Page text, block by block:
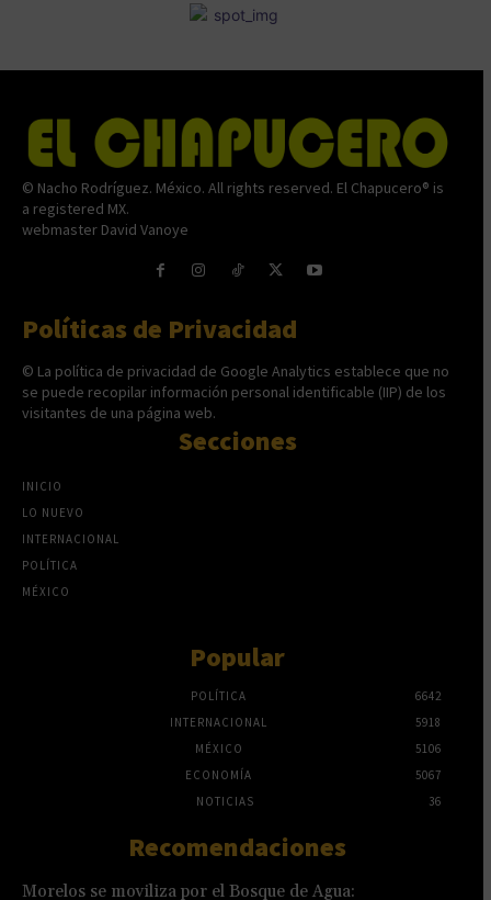
© Nacho Rodríguez. México. All rights reserved. El Chapucero® is
a registered MX.
webmaster David Vanoye
Políticas de Privacidad
© La política de privacidad de Google Analytics establece que no
se puede recopilar información personal identificable (IIP) de los
visitantes de una página web.
Secciones
INICIO
LO NUEVO
INTERNACIONAL
POLÍTICA
MÉXICO
Popular
POLÍTICA
6642
INTERNACIONAL
5918
MÉXICO
5106
ECONOMÍA
5067
NOTICIAS
36
Recomendaciones
Morelos se moviliza por el Bosque de Agua: